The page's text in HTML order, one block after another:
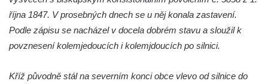
Kříž u silnice z Chouče do Mirošovic
Centrální kříž hřbitova v Chouči
Kříž na rozcestí v Záluží
října 1847. V prosebných dnech se u něj konala zastavení.
Podle zápisu se nacházel v docela dobrém stavu a sloužil k
povznesení kolemjedoucích i kolemjdoucích po silnici.
Kříž původně stál na severním konci obce vlevo od silnice do